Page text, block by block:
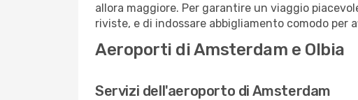
allora maggiore. Per garantire un viaggio
riviste, e di indossare abbigliamento comodo per
Aeroporti di Amsterdam e Olbia
Servizi dell'aeroporto di Amsterdam